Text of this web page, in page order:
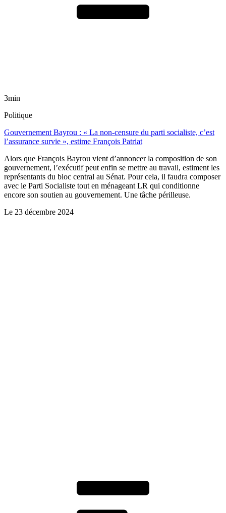
3min
Politique
Gouvernement Bayrou : « La non-censure du parti socialiste, c’est
l’assurance survie », estime François Patriat
Alors que François Bayrou vient d’annoncer la composition de son
gouvernement, l’exécutif peut enfin se mettre au travail, estiment les
représentants du bloc central au Sénat. Pour cela, il faudra composer
avec le Parti Socialiste tout en ménageant LR qui conditionne
encore son soutien au gouvernement. Une tâche périlleuse.
Le 23 décembre 2024